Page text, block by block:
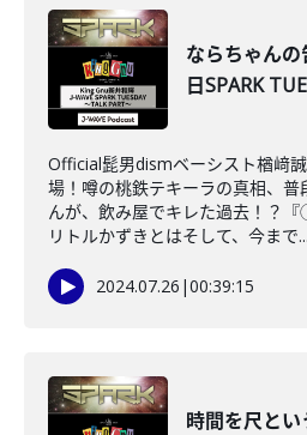
ならちゃん
日SPARK
Official髭男dismベーシスト楢﨑
場！噂の桃鉄テキーラの真相、普
んが、飲み屋でキレた過去！？
リトルかずきとはそして、今まで...
2024.07.26 |00:39:15
時間を尺と